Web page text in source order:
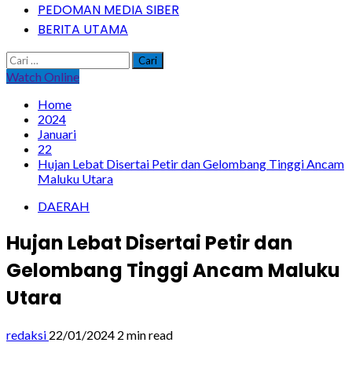
PEDOMAN MEDIA SIBER
BERITA UTAMA
Cari
untuk:
Watch Online
Home
2024
Januari
22
Hujan Lebat Disertai Petir dan Gelombang Tinggi Ancam
Maluku Utara
DAERAH
Hujan Lebat Disertai Petir dan
Gelombang Tinggi Ancam Maluku
Utara
redaksi 22/01/2024 2 min read